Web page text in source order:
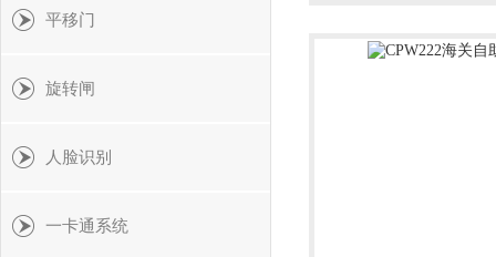
平移门
旋转闸
人脸识别
一卡通系统